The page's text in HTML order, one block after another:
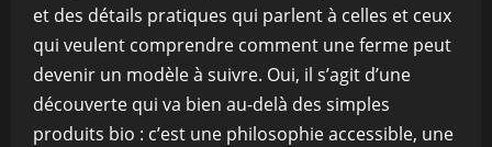
et des détails pratiques qui parlent à celles et ceux
qui veulent comprendre comment une ferme peut
devenir un modèle à suivre. Oui, il s’agit d’une
découverte qui va bien au-delà des simples
produits bio : c’est une philosophie accessible, une